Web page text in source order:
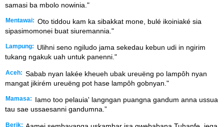
samasi ba mbolo nowinia."
Mentawai: Oto tiddou kam ka sibakkat mone, bulé ikoiniaké sia
sipasimomonei buat siuremannia."
Lampung:
Ulihni seno ngiludo jama sekedau kebun udi in ngirim
tukang ngakuk uah untuk panenni."
Aceh: Sabab nyan lakée kheueh ubak ureuëng po lampôh nyan
mangat jikirém ureuëng pot hase lampôh gobnyan."
Mamasa:
Iamo too pelauia' langngan puangna gandum anna ussua
tau sae ussaesanni gandumna.”
Berik: